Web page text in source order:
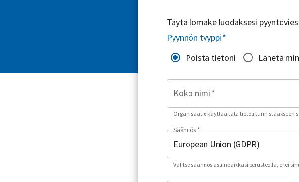
Täytä lomake luodaksesi
Pyynnön tyyppi*
Poista tietoni
Lähetä
Koko nimi*
Organisaatio käyttää tätä tietoa tunnistaakseen
Säännös *
Valitse säännös asuinpaikkasi perusteella, ellei